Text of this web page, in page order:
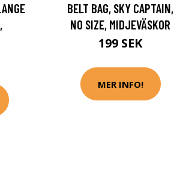
BELT BAG, SKY CAPTAIN,
NO SIZE, MIDJEVÄSKOR
199 SEK
MER INFO!